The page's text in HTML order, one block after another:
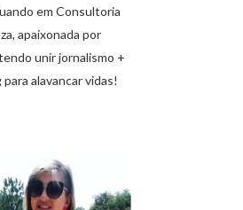
em Consultoria
apaixonada por
unir jornalismo +
alavancar vidas!